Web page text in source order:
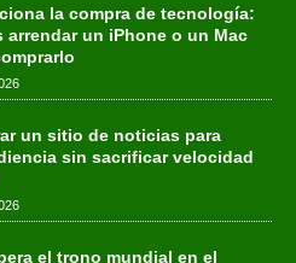
la compra de tecnología:
arrendar un iPhone o un Mac
un sitio de noticias para
sin sacrificar velocidad
el trono mundial en el